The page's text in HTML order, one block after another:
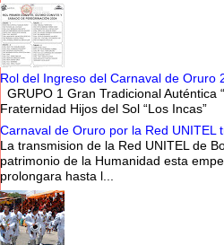
Rol del Ingreso del Carnaval de Oruro
GRUPO 1 Gran Tradicional
Fraternidad Hijos del Sol
Carnaval de Oruro por la Red UNITEL
La transmision de la Red UNITEL de
patrimonio de la Humanidad esta
prolongara hasta l...